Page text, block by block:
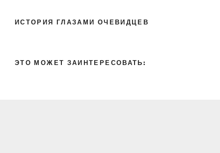
ИСТОРИЯ ГЛАЗАМИ ОЧЕВИДЦЕВ
ЭТО МОЖЕТ ЗАИНТЕРЕСОВАТЬ: